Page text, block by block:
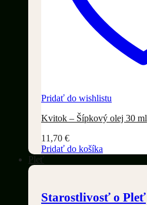
Pridať do wishlistu
Kvitok – Šípkový olej 30 ml
11,70 €
Pridať do košíka
Pleť
Starostlivosť o Pleť